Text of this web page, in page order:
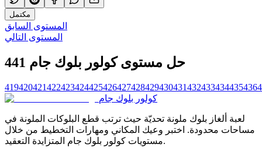
مكتمل
المستوى السابق
المستوى التالي
حل مستوى كولور بلوك جام 441
419420421422423424425426427428429430431432433434435436
كولور بلوك جام
لعبة ألغاز بلوك ملونة تحديّة حيث ترتب قطع البلوكات الملونة في
مساحات محدودة. اختبر وعيك المكاني ومهارات التخطيط من خلال
مستويات كولور بلوك جام المتزايدة التعقيد.